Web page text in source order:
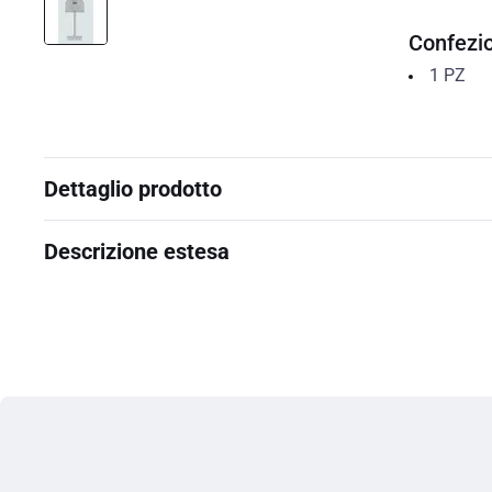
1 PZ
Dettaglio prodotto
Descrizione estesa